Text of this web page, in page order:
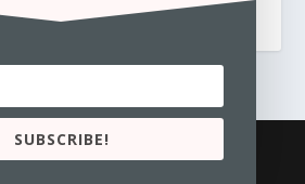
wachtwoord kwijt
Business Content Media
SUBSCRIBE!